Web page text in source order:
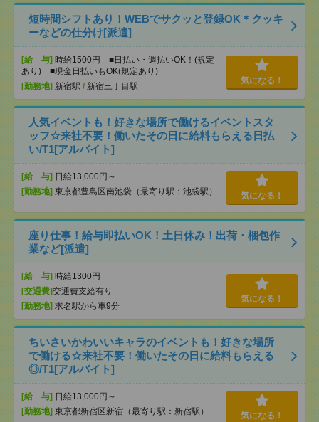
短時間シフトあり！WEBでサクッと登録OK＊クッキ
ーなどの仕分け[派遣]
[給 与] 時給1500円 ■日払い・週払いOK！(規定
あり) ■現金日払いもOK(規定あり)
[勤務地] 新宿駅 / 新宿三丁目駅
気になる！
人気イベントも！好きな場所で働けるイベントスタ
ッフ☆来社不要！働いたその日に給料もらえる日払
い/T1[アルバイト]
[給 与] 日給13,000円～
[勤務地] 東京都豊島区南池袋（最寄り駅：池袋駅） 気になる！
座り仕事！給与即払いOK！土日休み！出荷・梱包作
業など[派遣]
[給 与] 時給1300円
[交通費]交通費支給有り
[勤務地] 求名駅から車9分
気になる！
ちいさいかわいいキャラのイベントも！好きな場所
で働ける☆来社不要！働いたその日に給料もらえる
◎/T1[アルバイト]
[給 与] 日給13,000円～
[勤務地] 東京都新宿区新宿（最寄り駅：新宿駅） 気になる！